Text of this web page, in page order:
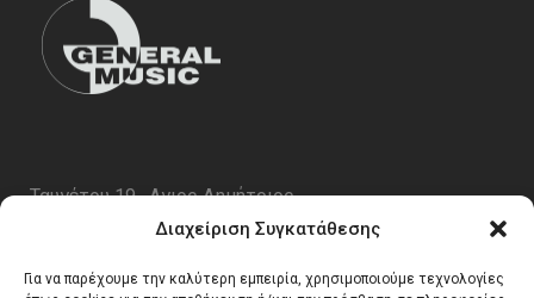
Διαχείριση Συγκατάθεσης
Για να παρέχουμε την καλύτερη εμπειρία, χρησιμοποιούμε τεχνολογίες
Ταυγέτου 19 , Αγιος Δημήτριος
email:info@generalmusic.gr